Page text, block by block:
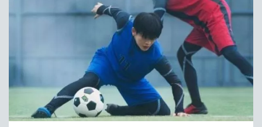
TVN VERTICAL
PROGRAMAS
TELESERIES